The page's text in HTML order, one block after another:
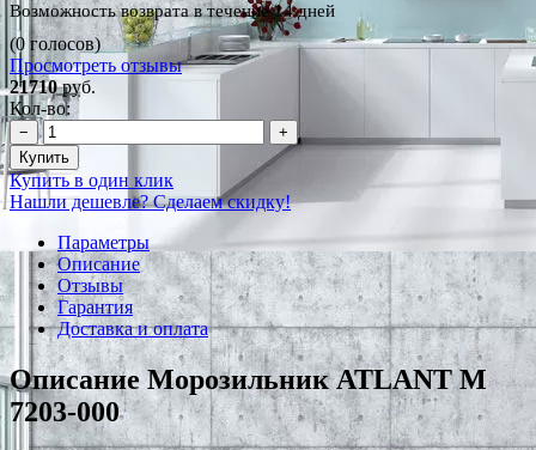
Возможность возврата в течение 14 дней
(0 голосов)
Просмотреть отзывы
21710руб.
Кол-во:
−
+
Купить
Купить в один клик
Нашли дешевле? Сделаем скидку!
Параметры
Описание
Отзывы
Гарантия
Доставка и оплата
Описание Морозильник ATLANT М
7203-000